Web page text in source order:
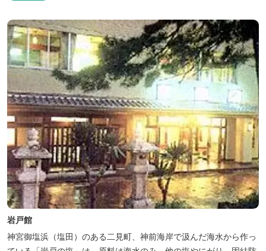
岩戸館
神宮御塩浜（塩田）のある二見町、神前海岸で汲んだ海水から作っ